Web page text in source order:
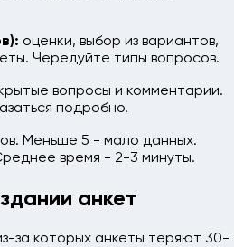
оценки, выбор из вариантов,
Чередуйте типы вопросов.
вопросы и комментарии.
подробно.
Меньше 5 - мало данных.
время - 2-3 минуты.
анкет
за которых анкеты теряют 30-